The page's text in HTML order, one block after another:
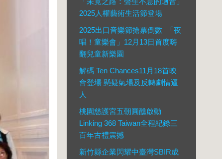
2025人權藝術生活節登場
2025出⼝⾳樂節搶票倒數 「夜
唱！童樂會」12⽉13⽇⾸度嗨
翻兒童新樂園
解碼 Ten Chances11月18首映
會登場 懸疑氣場及反轉劇情逼
人
桃園慈護宮五朝圓醮啟動
Linking 368 Taiwan全程紀錄三
百年古禮震撼
新竹縣企業閃耀中臺灣SBIR成